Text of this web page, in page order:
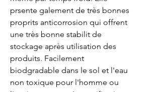
prsente galement de très bonnes
proprits anticorrosion qui offrent
une très bonne stabilit de
stockage après utilisation des
produits. Facilement
biodgradable dans le sol et l'eau
non toxique pour l'homme ou